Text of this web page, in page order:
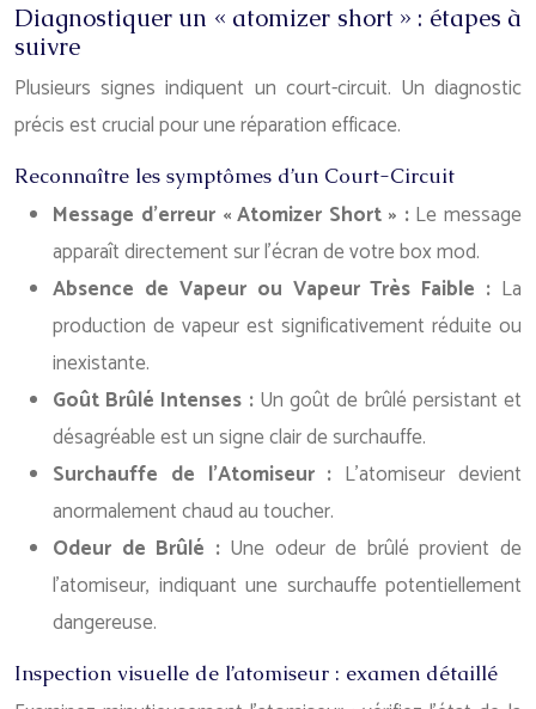
Diagnostiquer un « atomizer short » : étapes à
suivre
Plusieurs signes indiquent un court-circuit. Un diagnostic
précis est crucial pour une réparation efficace.
Reconnaître les symptômes d’un Court-Circuit
Message d’erreur « Atomizer Short » : Le message
apparaît directement sur l’écran de votre box mod.
Absence de Vapeur ou Vapeur Très Faible : La
production de vapeur est significativement réduite ou
inexistante.
Goût Brûlé Intenses : Un goût de brûlé persistant et
désagréable est un signe clair de surchauffe.
Surchauffe de l’Atomiseur : L’atomiseur devient
anormalement chaud au toucher.
Odeur de Brûlé : Une odeur de brûlé provient de
l’atomiseur, indiquant une surchauffe potentiellement
dangereuse.
Inspection visuelle de l’atomiseur : examen détaillé